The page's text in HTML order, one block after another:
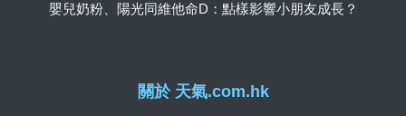
關於 天氣.com.hk
嬰兒奶粉、陽光同維他命D：點樣影響小朋友成長？